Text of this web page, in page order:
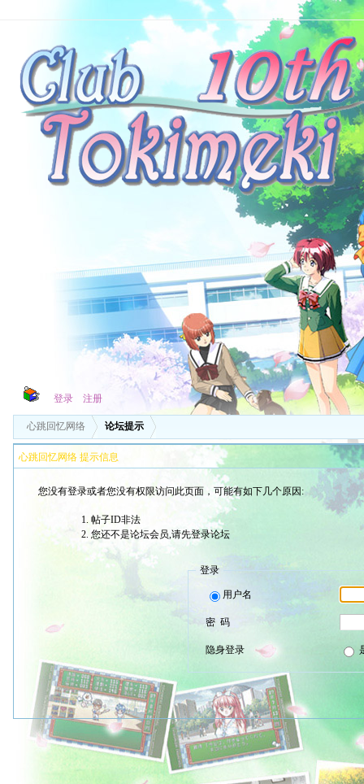
登录 注册
心跳回忆网络 论坛提示
心跳回忆网络 提示信息
您没有登录或者您没有权限访问此页面，可能有如下几个原因:
帖子ID非法
您还不是论坛会员,请先登录论坛
登录
用户名
密 码
隐身登录